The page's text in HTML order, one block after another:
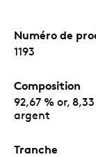
Numéro de
1193
Composition
92,67 % or,
argent
Tranche